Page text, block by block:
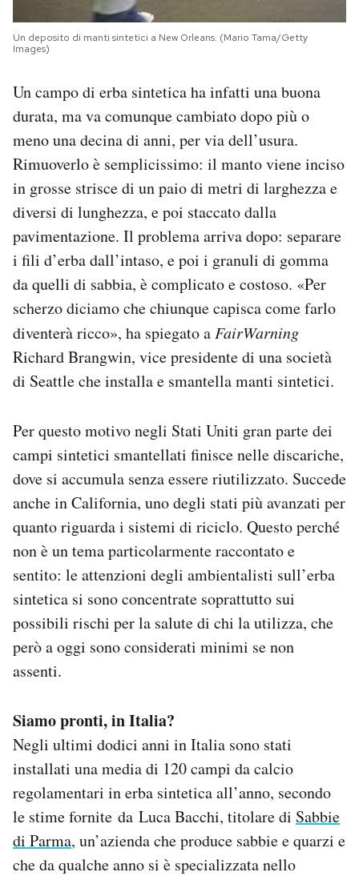
Un deposito di manti sintetici a New Orleans. (Mario Tama/Getty
Images)
Un campo di erba sintetica ha infatti una buona
durata, ma va comunque cambiato dopo più o
meno una decina di anni, per via dell’usura.
Rimuoverlo è semplicissimo: il manto viene inciso
in grosse strisce di un paio di metri di larghezza e
diversi di lunghezza, e poi staccato dalla
pavimentazione. Il problema arriva dopo: separare
i fili d’erba dall’intaso, e poi i granuli di gomma
da quelli di sabbia, è complicato e costoso. «Per
scherzo diciamo che chiunque capisca come farlo
diventerà ricco», ha spiegato a FairWarning
Richard Brangwin, vice presidente di una società
di Seattle che installa e smantella manti sintetici.
Per questo motivo negli Stati Uniti gran parte dei
campi sintetici smantellati finisce nelle discariche,
dove si accumula senza essere riutilizzato. Succede
anche in California, uno degli stati più avanzati per
quanto riguarda i sistemi di riciclo. Questo perché
non è un tema particolarmente raccontato e
sentito: le attenzioni degli ambientalisti sull’erba
sintetica si sono concentrate soprattutto sui
possibili rischi per la salute di chi la utilizza, che
però a oggi sono considerati minimi se non
assenti.
Siamo pronti, in Italia?
Negli ultimi dodici anni in Italia sono stati
installati una media di 120 campi da calcio
regolamentari in erba sintetica all’anno, secondo
le stime fornite da Luca Bacchi, titolare di Sabbie
di Parma, un’azienda che produce sabbie e quarzi e
che da qualche anno si è specializzata nello